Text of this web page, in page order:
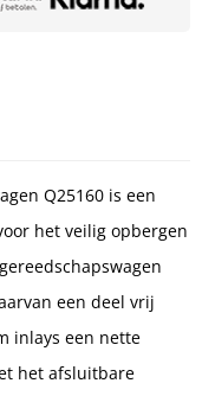
Q25160 is een
het veilig opbergen
een deel vrij
inlays een nette
het afsluitbare